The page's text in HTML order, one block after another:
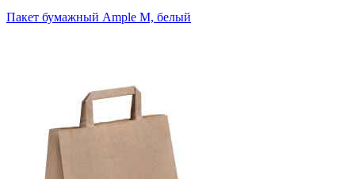
Пакет бумажный Ample M, белый